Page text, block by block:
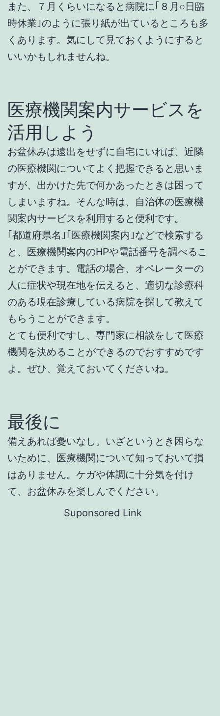
また、７月くらいになると病院に｢８月○日臨
時休業｣のように張り紙が出ているところも多
くあります。気にして見ておくようにすると
いいかもしれませんね。
医療機関案内サービスを
活用しよう
お盆休みは遠出をせずに自宅にいれば、近隣
の医療機関についてよく把握できると思いま
すが、出かけた先で何かあったときは困って
しまいますね。そんな時は、自治体の医療機
関案内サービスを利用すると便利です。
｢都道府県名｣｢医療機関案内｣などで検索する
と、医療機関案内のHPや電話番号を調べるこ
とができます。電話の場合、オペレーターの
人に症状や現在地を伝えると、適切な診療科
のある現在診療している病院を探して教えて
もらうことができます。
とても便利ですし、専門家に相談をして医療
機関を決めることができるのでおすすめです
よ。ぜひ、覚えておいてくださいね。
最後に
備えあれば憂いなし。いざというとき困らな
いために、医療機関について知っておいて損
はありません。ケガや体調に十分気を付け
て、お盆休みを楽しんでください。
Suponsored Link